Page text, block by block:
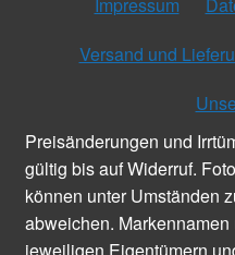
Versand und
Preisänderungen und
gültig bis auf Widerruf.
können unter Umständen
abweichen.
jeweiligen Eigentümern